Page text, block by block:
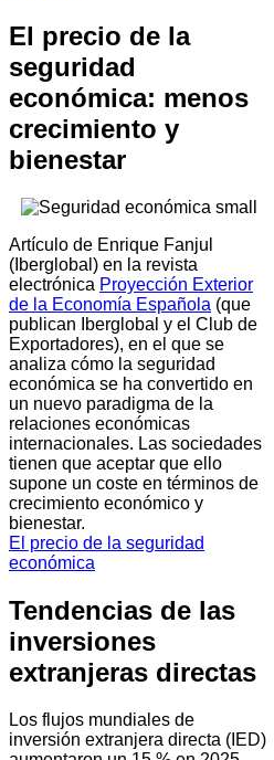
El precio de la
seguridad
económica: menos
crecimiento y
bienestar
Artículo de Enrique Fanjul
(Iberglobal) en la revista
electrónica Proyección Exterior
de la Economía Española (que
publican Iberglobal y el Club de
Exportadores), en el que se
analiza cómo la seguridad
económica se ha convertido en
un nuevo paradigma de la
relaciones económicas
internacionales. Las sociedades
tienen que aceptar que ello
supone un coste en términos de
crecimiento económico y
bienestar.
El precio de la seguridad
económica
Tendencias de las
inversiones
extranjeras directas
Los flujos mundiales de
inversión extranjera directa (IED)